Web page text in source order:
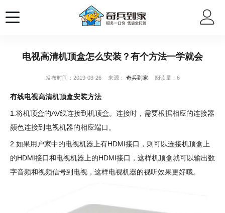
电视高清机顶盒怎么安装？有个方法一学就会
发布时间：2019-03-26 来源： 奇兵到家 阅读量：6
有线电视高清机顶盒安装方法
1.将机顶盒的AV线连接到机顶盒。连接时，需要根据相应的连接器
颜色连接到电视机器的相应端口。
2.如果用户家中的电视机器上有HDMI接口，则可以连接机顶盒上
的HDMI接口和电视机器上的HDMI接口，这样机顶盒就可以输出数
字音频和视频信号到电视，这样电视机器的视听效果更好哦。